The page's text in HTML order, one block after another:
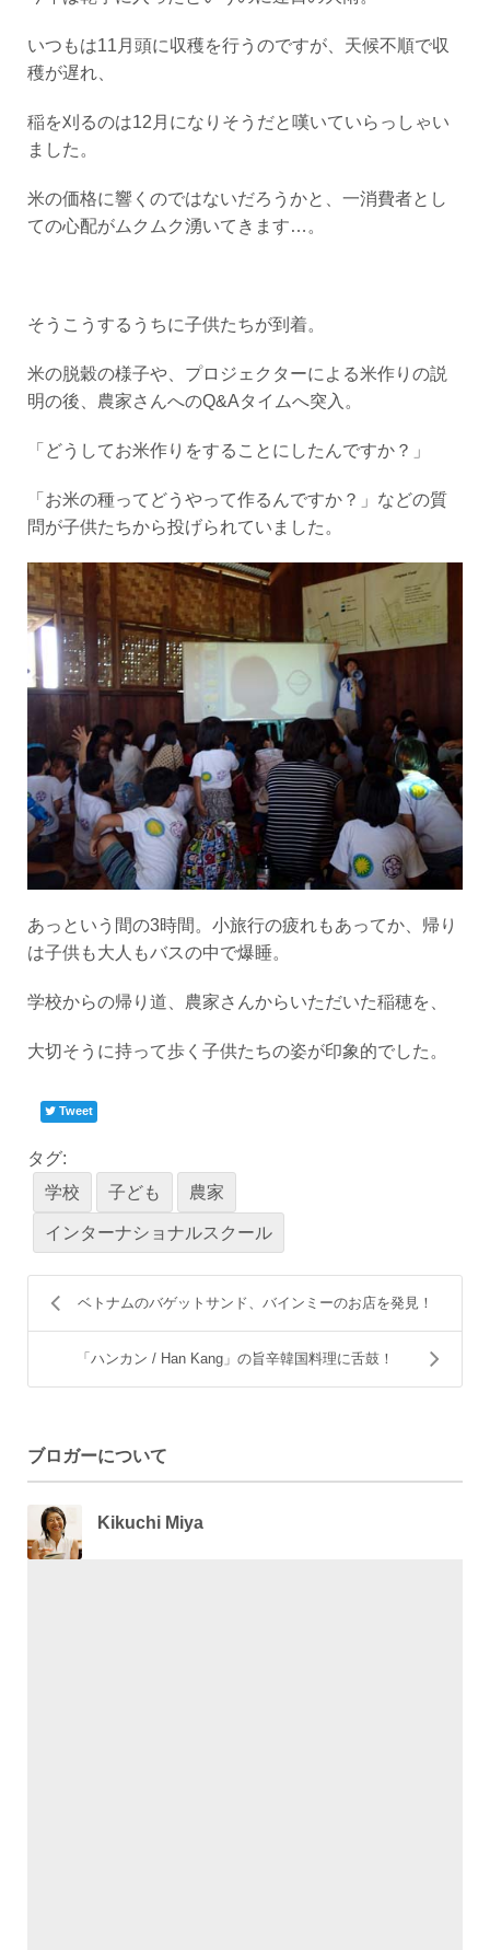
いつもは11月頭に収穫を行うのですが、天候不順で収
穫が遅れ、
稲を刈るのは12月になりそうだと嘆いていらっしゃい
ました。
米の価格に響くのではないだろうかと、一消費者とし
ての心配がムクムク湧いてきます…。
そうこうするうちに子供たちが到着。
米の脱穀の様子や、プロジェクターによる米作りの説
明の後、農家さんへのQ&Aタイムへ突入。
「どうしてお米作りをすることにしたんですか？」
「お米の種ってどうやって作るんですか？」などの質
問が子供たちから投げられていました。
あっという間の3時間。小旅行の疲れもあってか、帰り
は子供も大人もバスの中で爆睡。
学校からの帰り道、農家さんからいただいた稲穂を、
大切そうに持って歩く子供たちの姿が印象的でした。
Tweet
タグ:
学校
子ども 農家
インターナショナルスクール
ベトナムのバゲットサンド、バインミーのお店を発見！
「ハンカン / Han Kang」の旨辛韓国料理に舌鼓！
ブロガーについて
Kikuchi Miya